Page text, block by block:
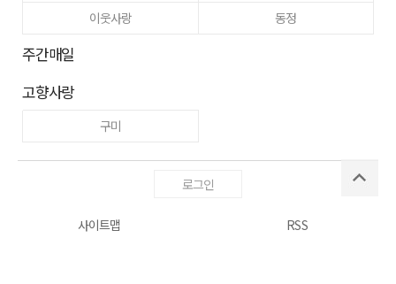
이웃사랑
동정
주간매일
고향사랑
구미
로그인
사이트맵 RSS